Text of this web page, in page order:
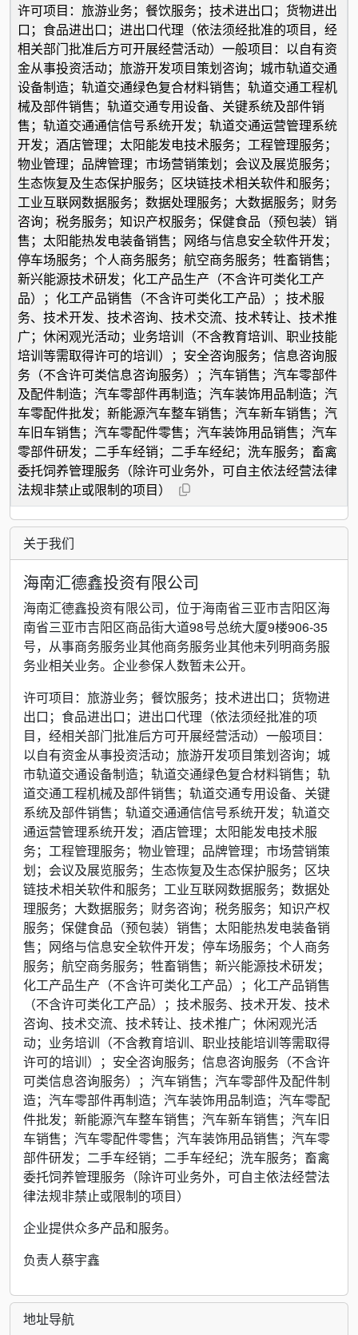
许可项目：旅游业务；餐饮服务；技术进出口；货物进出
口；食品进出口；进出口代理（依法须经批准的项目，经
相关部门批准后方可开展经营活动）一般项目：以自有资
金从事投资活动；旅游开发项目策划咨询；城市轨道交通
设备制造；轨道交通绿色复合材料销售；轨道交通工程机
械及部件销售；轨道交通专用设备、关键系统及部件销
售；轨道交通通信信号系统开发；轨道交通运营管理系统
开发；酒店管理；太阳能发电技术服务；工程管理服务；
物业管理；品牌管理；市场营销策划；会议及展览服务；
生态恢复及生态保护服务；区块链技术相关软件和服务；
工业互联网数据服务；数据处理服务；大数据服务；财务
咨询；税务服务；知识产权服务；保健食品（预包装）销
售；太阳能热发电装备销售；网络与信息安全软件开发；
停车场服务；个人商务服务；航空商务服务；牲畜销售；
新兴能源技术研发；化工产品生产（不含许可类化工产
品）；化工产品销售（不含许可类化工产品）；技术服
务、技术开发、技术咨询、技术交流、技术转让、技术推
广；休闲观光活动；业务培训（不含教育培训、职业技能
培训等需取得许可的培训）；安全咨询服务；信息咨询服
务（不含许可类信息咨询服务）；汽车销售；汽车零部件
及配件制造；汽车零部件再制造；汽车装饰用品制造；汽
车零配件批发；新能源汽车整车销售；汽车新车销售；汽
车旧车销售；汽车零配件零售；汽车装饰用品销售；汽车
零部件研发；二手车经销；二手车经纪；洗车服务；畜禽
委托饲养管理服务（除许可业务外，可自主依法经营法律
法规非禁止或限制的项目）
关于我们
海南汇德鑫投资有限公司
海南汇德鑫投资有限公司，位于海南省三亚市吉阳区海
南省三亚市吉阳区商品街大道98号总统大厦9楼906-35
号，从事商务服务业其他商务服务业其他未列明商务服
务业相关业务。企业参保人数暂未公开。
许可项目：旅游业务；餐饮服务；技术进出口；货物进
出口；食品进出口；进出口代理（依法须经批准的项
目，经相关部门批准后方可开展经营活动）一般项目：
以自有资金从事投资活动；旅游开发项目策划咨询；城
市轨道交通设备制造；轨道交通绿色复合材料销售；轨
道交通工程机械及部件销售；轨道交通专用设备、关键
系统及部件销售；轨道交通通信信号系统开发；轨道交
通运营管理系统开发；酒店管理；太阳能发电技术服
务；工程管理服务；物业管理；品牌管理；市场营销策
划；会议及展览服务；生态恢复及生态保护服务；区块
链技术相关软件和服务；工业互联网数据服务；数据处
理服务；大数据服务；财务咨询；税务服务；知识产权
服务；保健食品（预包装）销售；太阳能热发电装备销
售；网络与信息安全软件开发；停车场服务；个人商务
服务；航空商务服务；牲畜销售；新兴能源技术研发；
化工产品生产（不含许可类化工产品）；化工产品销售
（不含许可类化工产品）；技术服务、技术开发、技术
咨询、技术交流、技术转让、技术推广；休闲观光活
动；业务培训（不含教育培训、职业技能培训等需取得
许可的培训）；安全咨询服务；信息咨询服务（不含许
可类信息咨询服务）；汽车销售；汽车零部件及配件制
造；汽车零部件再制造；汽车装饰用品制造；汽车零配
件批发；新能源汽车整车销售；汽车新车销售；汽车旧
车销售；汽车零配件零售；汽车装饰用品销售；汽车零
部件研发；二手车经销；二手车经纪；洗车服务；畜禽
委托饲养管理服务（除许可业务外，可自主依法经营法
律法规非禁止或限制的项目）
企业提供众多产品和服务。
负责人蔡宇鑫
地址导航